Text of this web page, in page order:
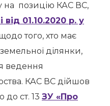
на позицію КАС ВС,
від 01.10.2020 р. у
того, хто має
ділянки,
ведення
КАС ВС дійшов
до ст. 13 ЗУ «Про